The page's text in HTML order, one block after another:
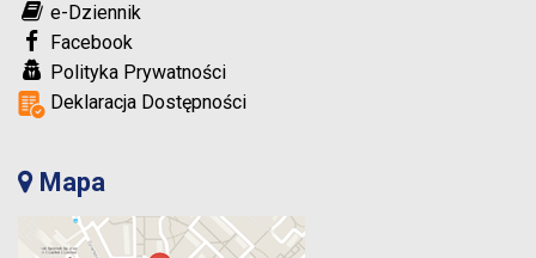
e-Dziennik
Facebook
Polityka Prywatności
Deklaracja Dostępności
Mapa